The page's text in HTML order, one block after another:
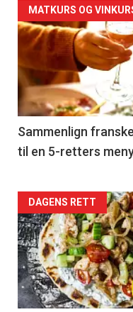
Forsiden
akkurat
nå
-
5
MATKURS OG
Sammenlign
til en 5-retters
Forsiden
akkurat
nå
-
DAGENS RETT